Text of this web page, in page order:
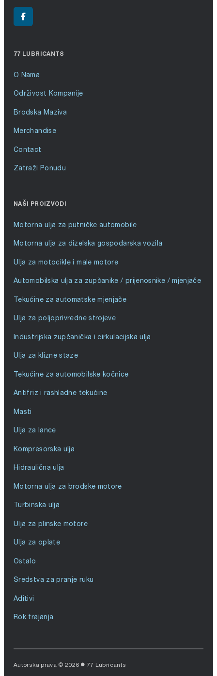
77 LUBRICANTS
O Nama
Održivost Kompanije
Brodska Maziva
Merchandise
Contact
Zatraži Ponudu
NAŠI PROIZVODI
Motorna ulja za putničke automobile
Motorna ulja za dizelska gospodarska vozila
Ulja za motocikle i male motore
Automobilska ulja za zupčanike / prijenosnike / mjenjače
Tekućine za automatske mjenjače
Ulja za poljoprivredne strojeve
Industrijska zupčanička i cirkulacijska ulja
Ulja za klizne staze
Tekućine za automobilske kočnice
Antifriz i rashladne tekućine
Masti
Ulja za lance
Kompresorska ulja
Hidraulična ulja
Motorna ulja za brodske motore
Turbinska ulja
Ulja za plinske motore
Ulja za oplate
Ostalo
Sredstva za pranje ruku
Aditivi
Rok trajanja
Autorska prava © 2026 77 Lubricants